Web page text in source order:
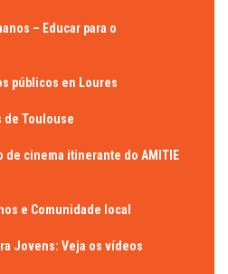
– Educar para o
públicos en Loures
de Toulouse
de cinema itinerante do AMITIE
e Comunidade local
Jovens: Veja os vídeos